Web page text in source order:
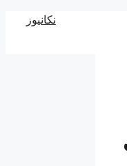
نکانیوز